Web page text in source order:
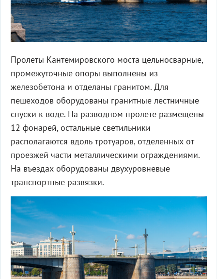
Пролеты Кантемировского моста цельносварные,
промежуточные опоры выполнены из
железобетона и отделаны гранитом. Для
пешеходов оборудованы гранитные лестничные
спуски к воде. На разводном пролете размещены
12 фонарей, остальные светильники
располагаются вдоль тротуаров, отделенных от
проезжей части металлическими ограждениями.
На въездах оборудованы двухуровневые
транспортные развязки.